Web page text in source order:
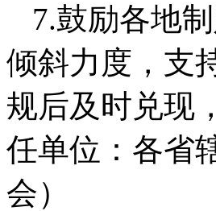
7.鼓励各地
倾斜力度，支
规后及时兑现
任单位：各省
会）